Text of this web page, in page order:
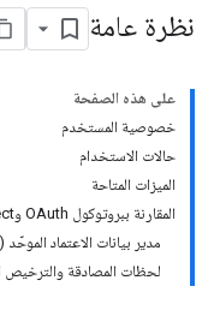
نظرة عامة
على هذه الصفحة
خصوصية المستخدم
حالات الاستخدام
الميزات المتاحة
المقارنة ببروتوكول OAuth وOpenId Connect
مدير بيانات الاعتماد الموحّد (FedCM)
لحظات المصادقة والترخيص